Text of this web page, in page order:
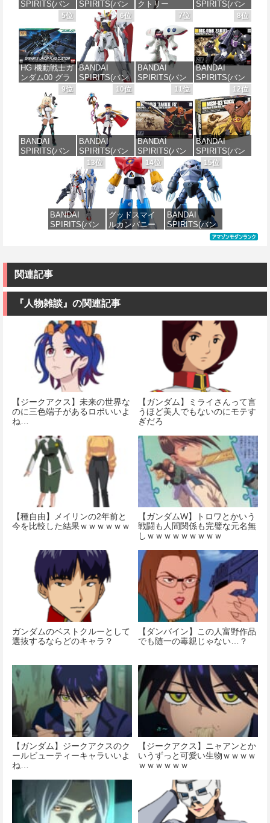
SPIRITS(バン
ダイ スピリッ
ツ) HG 機動新
世紀ガンダムX
ガンダムレオ
パルド 1/144ス
ケール 色分け
済みプラモデ
ル
価格：¥2,420
SPIRITS(バン
ダイ スピリッ
ツ) 機動警察パ
トレイバー
EZY RG 1/48
AV-98Plus (イ
ングラム・プ
ラス) 色分け済
みプラモデル
価格：¥6,500
クトリー
MXちゃん 組み
立て式プラモ
デル ノンスケ
ール 全高約
160mm
価格：¥10,087
SPIRITS(バン
ダイ スピリッ
ツ) 30MS SIS-
J00 メルンジ
ャ[カラーA] 色
分け済みプラ
モデル
価格：¥4,000
5位
HG 機動戦士ガ
ンダム00 グラ
ハム専用ユニ
オンフラッグ
カスタム 1/144
スケール 色分
け済みプラモ
デル
価格：¥1,800
6位
BANDAI
SPIRITS(バン
ダイ スピリッ
ツ) HGAW 機
動新世紀ガン
ダムX ガンダ
ムエアマスタ
ー 1/144スケー
ル 色分け済み
プラモデル
価格：¥3,600
7位
BANDAI
SPIRITS(バン
ダイ スピリッ
ツ) HGUC 195
機動戦士Zガン
ダム キュベレ
イ 1/144スケー
ル 色分け済み
プラモデル
価格：¥2,200
8位
BANDAI
SPIRITS(バン
ダイ スピリッ
ツ) HGUC 機動
戦士ガンダム
ザクI(黒い三連
星仕様) 1/144
スケール 色分
け済みプラモ
デル
価格：¥2,200
9位
BANDAI
SPIRITS(バン
エ[カラーC] 色
分け済みプラ
価格：¥4,500
10位
BANDAI
SPIRITS(バン
ダイ スピリッ
ツ) 30MS
Fate/Grand
Order アルトリ
ア・キャスタ
ー 色分け済み
プラモデル
11位
BANDAI
SPIRITS(バン
ダイ スピリッ
ツ) HGUC
1/144 ザクII
(ガルマ専用機)
(機動戦士ガン
ダム)
価格：¥2,982
12位
BANDAI
SPIRITS(バン
ダイ スピリッ
ツ) HGUC 機動
戦士ガンダム
MSM-03 ゴッ
グ 1/144スケー
ル 色分け済み
プラモデル
価格：¥2,300
13位
BANDAI
SPIRITS(バン
機動戦士ガン
ダム 水星の魔
アリアル 1/100
スケール 色分
け済みプラモ
デル
価格：¥4,180
14位
グッドスマイ
ルカンパニー
イアポロン 組
ケール 全高約
175mm
価格：¥8,820
15位
BANDAI
SPIRITS(バン
ダイ スピリッ
MSM-07 ズゴ
みプラモデル
関連記事
『人物雑談』の関連記事
【ジークアクス】未来の世界な
のに三色端子があるロボいいよ
ね…
【ガンダム】ミライさんって言
うほど美人でもないのにモテす
ぎだろ
【種自由】メイリンの2年前と
今を比較した結果ｗｗｗｗｗｗ
【ガンダムW】トロワとかいう
戦闘も人間関係も完璧な元名無
しｗｗｗｗｗｗｗｗｗ
ガンダムのベストクルーとして
選抜するならどのキャラ？
【ダンバイン】この人富野作品
でも随一の毒親じゃない…？
【ガンダム】ジークアクスのク
ールビューティーキャラいいよ
ね…
【ジークアクス】ニャアンとか
いうずっと可愛い生物ｗｗｗｗ
ｗｗｗｗｗｗ